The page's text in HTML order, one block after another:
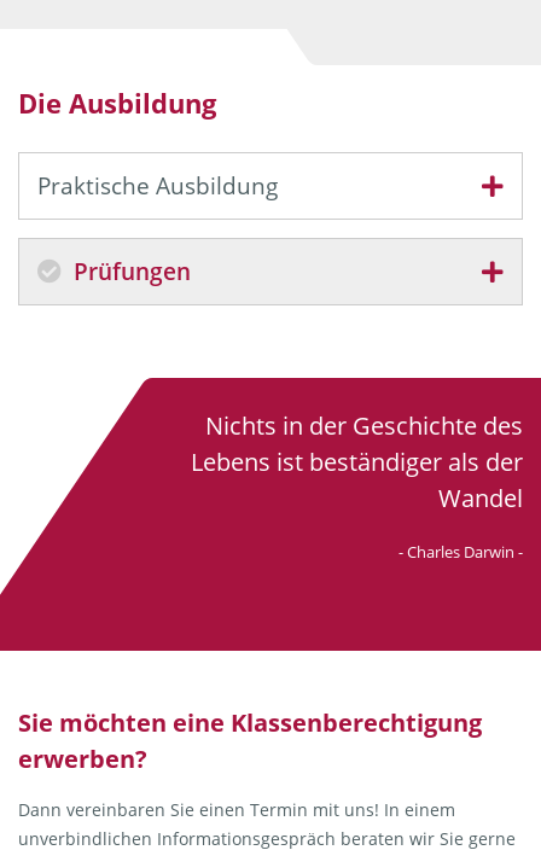
Die Ausbildung
Praktische Ausbildung
Prüfungen
Nichts in der Geschichte des
Lebens ist beständiger als der
Wandel
- Charles Darwin -
Sie möchten eine Klassenberechtigung
erwerben?
Dann vereinbaren Sie einen Termin mit uns! In einem
unverbindlichen Informationsgespräch beraten wir Sie gerne